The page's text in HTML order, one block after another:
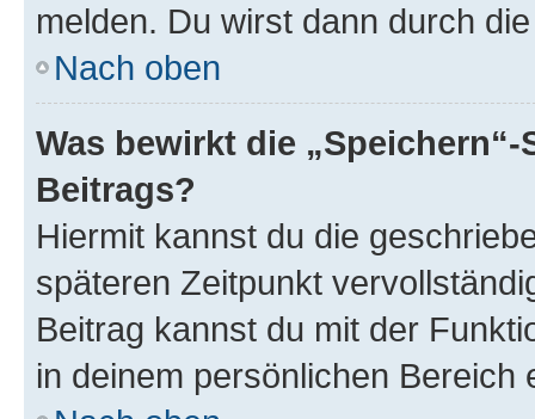
melden. Du wirst dann durch
Nach oben
Was bewirkt die
Beitrags?
Hiermit kannst du die
späteren Zeitpunkt
Beitrag kannst du mit der
in deinem persönlichen Bereich